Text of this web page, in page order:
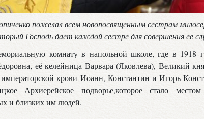
пожелал всем новопосвященным сестрам
Господь дает каждой сестре для совершения ее
комнату в напольной школе, где в 1918
её келейница Варвара (Яковлева), Великий
императорской крови Иоанн, Константин и Игорь
Архиерейское подворье,которое стало
и близких им людей.